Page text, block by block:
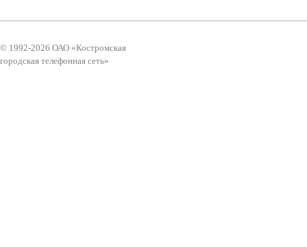
© 1992-2026 ОАО «Костромская
городская телефонная сеть»